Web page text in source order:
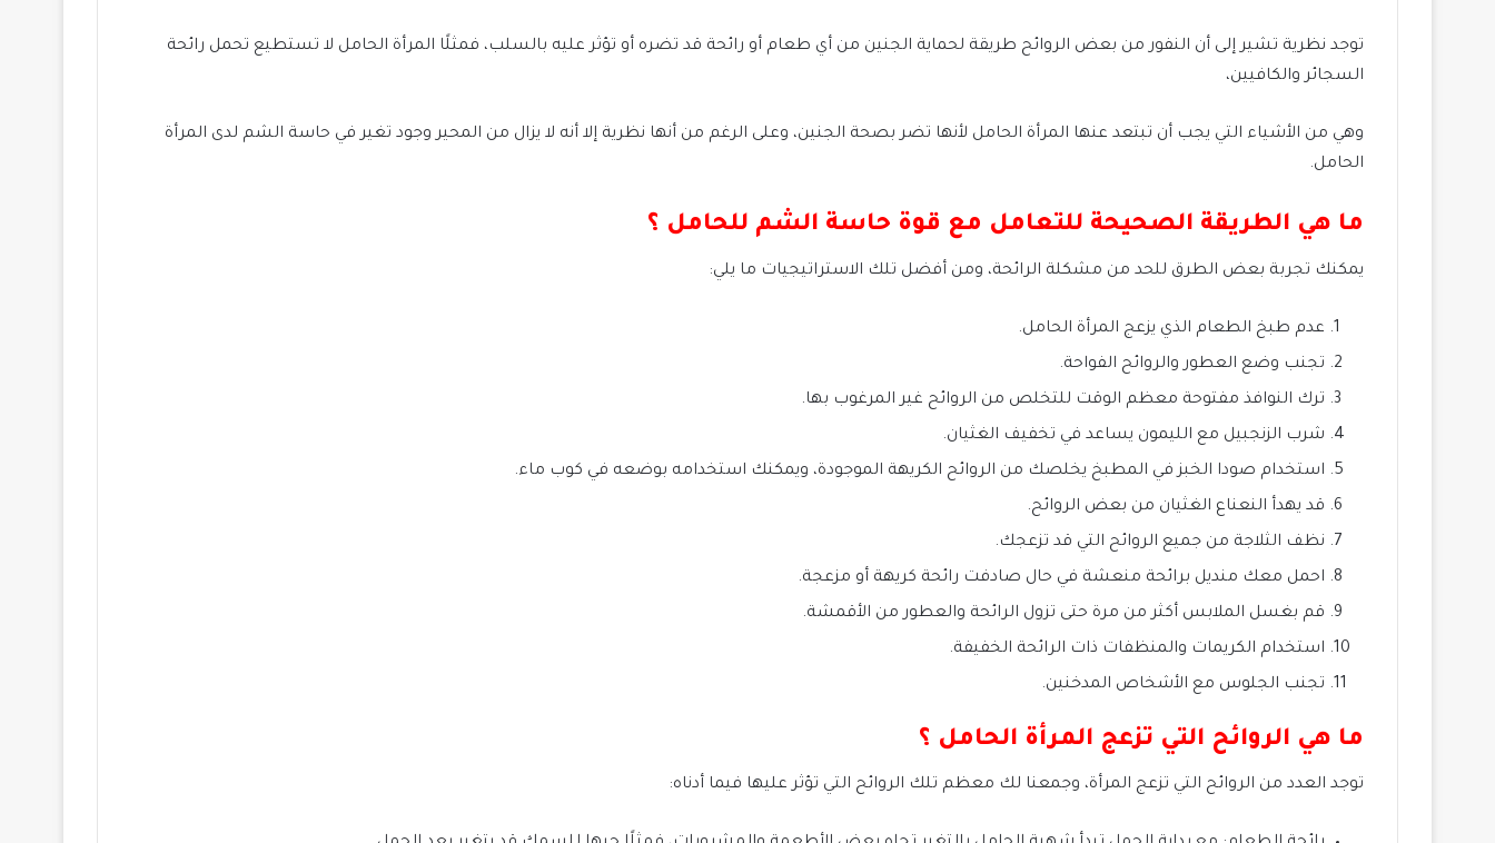
توجد نظرية تشير إلى أن النفور من بعض الروائح طريقة لحماية الجنين من أي طعام أو رائحة قد تضره أو تؤثر عليه بالسلب، فمثلًا المرأة الحامل لا تستطيع تحمل رائحة
السجائر والكافيين،
وهي من الأشياء التي يجب أن تبتعد عنها المرأة الحامل لأنها تضر بصحة الجنين، وعلى الرغم من أنها نظرية إلا أنه لا يزال من المحير وجود تغير في حاسة الشم لدى المرأة
الحامل.
ما هي الطريقة الصحيحة للتعامل مع قوة حاسة الشم للحامل ؟
يمكنك تجربة بعض الطرق للحد من مشكلة الرائحة، ومن أفضل تلك الاستراتيجيات ما يلي:
عدم طبخ الطعام الذي يزعج المرأة الحامل.
تجنب وضع العطور والروائح الفواحة.
ترك النوافذ مفتوحة معظم الوقت للتخلص من الروائح غير المرغوب بها.
شرب الزنجبيل مع الليمون يساعد في تخفيف الغثيان.
استخدام صودا الخبز في المطبخ يخلصك من الروائح الكريهة الموجودة، ويمكنك استخدامه بوضعه في كوب ماء.
قد يهدأ النعناع الغثيان من بعض الروائح.
نظف الثلاجة من جميع الروائح التي قد تزعجك.
احمل معك منديل برائحة منعشة في حال صادفت رائحة كريهة أو مزعجة.
قم بغسل الملابس أكثر من مرة حتى تزول الرائحة والعطور من الأقمشة.
استخدام الكريمات والمنظفات ذات الرائحة الخفيفة.
تجنب الجلوس مع الأشخاص المدخنين.
ما هي الروائح التي تزعج المرأة الحامل ؟
توجد العدد من الروائح التي تزعج المرأة، وجمعنا لك معظم تلك الروائح التي تؤثر عليها فيما أدناه: